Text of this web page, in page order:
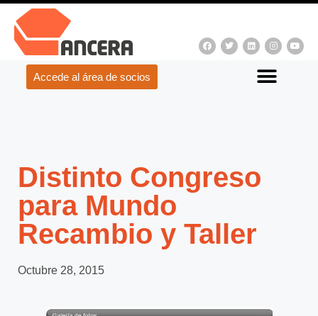
Accede al área de socios
Distinto Congreso
para Mundo
Recambio y Taller
Octubre 28, 2015